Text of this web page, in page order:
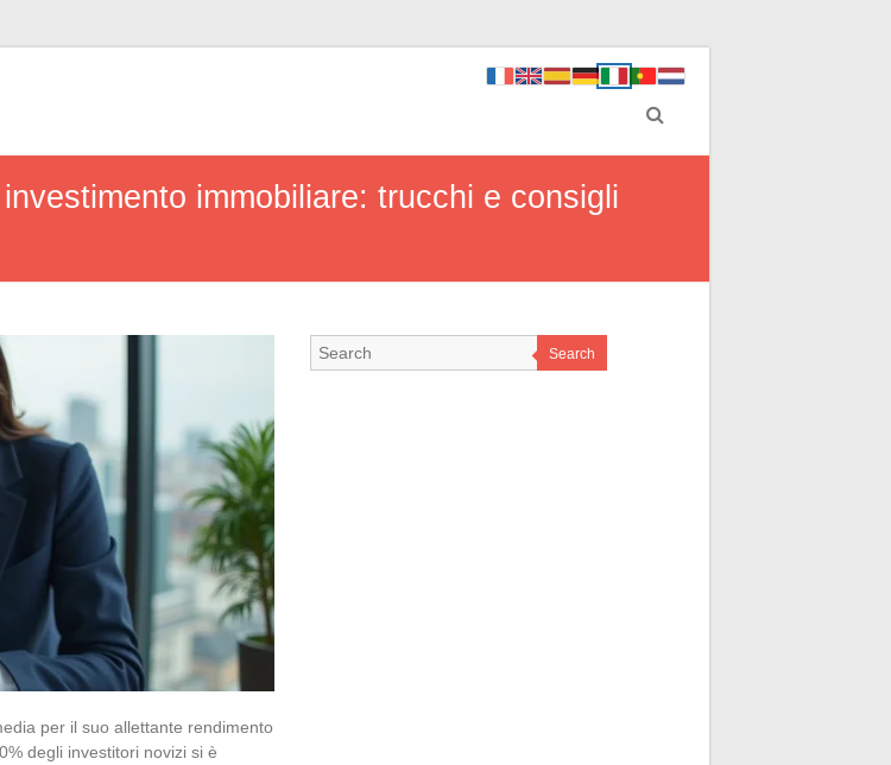
immobiliare: trucchi e consigli
per il suo allettante rendimento
degli investitori novizi si è
Search